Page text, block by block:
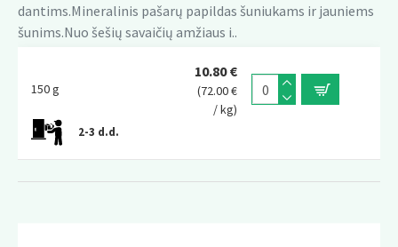
dantims.Mineralinis pašarų papildas šuniukams ir jauniems
šunims.Nuo šešių savaičių amžiaus i..
150 g
2-3 d.d.
10.80 €
(72.00 €
/ kg)